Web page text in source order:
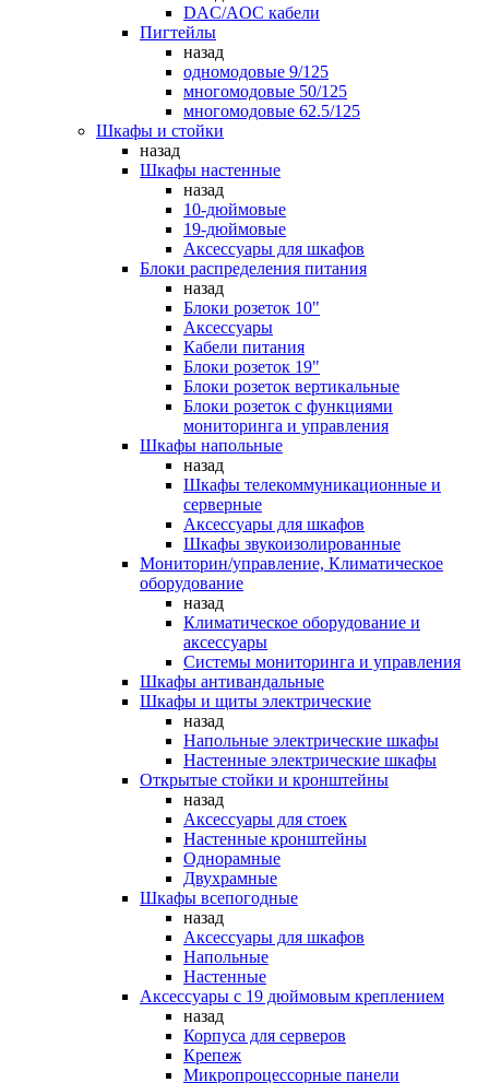
DAC/AOC кабели
Пигтейлы
назад
одномодовые 9/125
многомодовые 50/125
многомодовые 62.5/125
Шкафы и стойки
назад
Шкафы настенные
назад
10-дюймовые
19-дюймовые
Аксессуары для шкафов
Блоки распределения питания
назад
Блоки розеток 10"
Аксессуары
Кабели питания
Блоки розеток 19"
Блоки розеток вертикальные
Блоки розеток с функциями
мониторинга и управления
Шкафы напольные
назад
Шкафы телекоммуникационные и
серверные
Аксессуары для шкафов
Шкафы звукоизолированные
Мониторин/управление, Климатическое
оборудование
назад
Климатическое оборудование и
аксессуары
Системы мониторинга и управления
Шкафы антивандальные
Шкафы и щиты электрические
назад
Напольные электрические шкафы
Настенные электрические шкафы
Открытые стойки и кронштейны
назад
Аксессуары для стоек
Настенные кронштейны
Однорамные
Двухрамные
Шкафы всепогодные
назад
Аксессуары для шкафов
Напольные
Настенные
Аксессуары с 19 дюймовым креплением
назад
Корпуса для серверов
Крепеж
Микропроцессорные панели